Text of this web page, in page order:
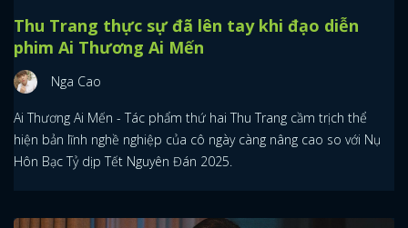
Thu Trang thực sự đã lên tay khi đạo diễn
phim Ai Thương Ai Mến
Nga Cao
Ai Thương Ai Mến - Tác phẩm thứ hai Thu Trang cầm trịch thể
hiện bản lĩnh nghề nghiệp của cô ngày càng nâng cao so với Nụ
Hôn Bạc Tỷ dịp Tết Nguyên Đán 2025.